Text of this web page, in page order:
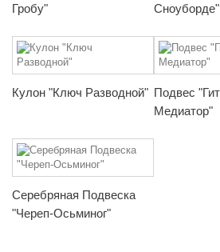
Гробу"
Сноуборде"
Кулон "Ключ Разводной" Подвес
Медиатор"
Серебряная Подвеска
"Череп-Осьминог"